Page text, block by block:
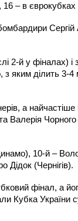
16 – в
Сергій
2-й у фіналах)
ділить 3-4
а
Валерія
10-й –
(Чернігів).
фінал, а
Кубка України